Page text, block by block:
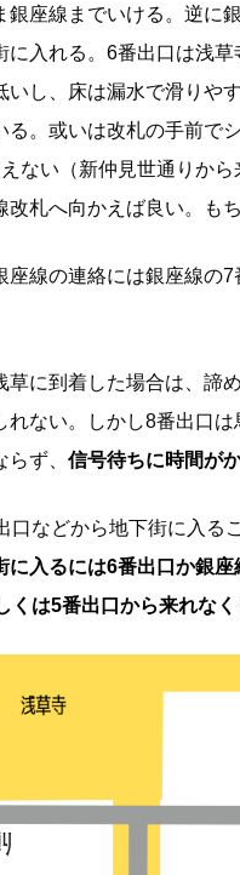
銀座線までいける。逆に
に入れる。6番出口は浅
いし、床は漏水で滑りや
る。或いは改札の手前で
ない（新仲見世通りか
改札へ向かえば良い。も
座線の連絡には銀座線の
草に到着した場合は、諦
れない。しかし8番出口
ず、 信号待ちに時間が
口などから地下街に入る
に入るには6番出口か銀
くは5番出口から来れなく